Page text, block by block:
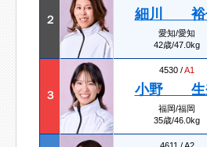
２ 細川 裕
愛知/愛知
42歳/47.0kg
３
4530 /A1
小野 生
福岡/福岡
35歳/46.0kg